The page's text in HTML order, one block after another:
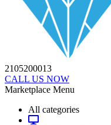
2105200013
CALL US NOW
Marketplace Menu
All categories